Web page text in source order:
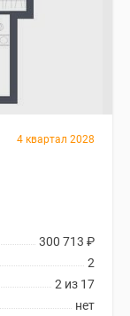
4 квартал 2028
300 713 ₽
2
2 из 17
нет